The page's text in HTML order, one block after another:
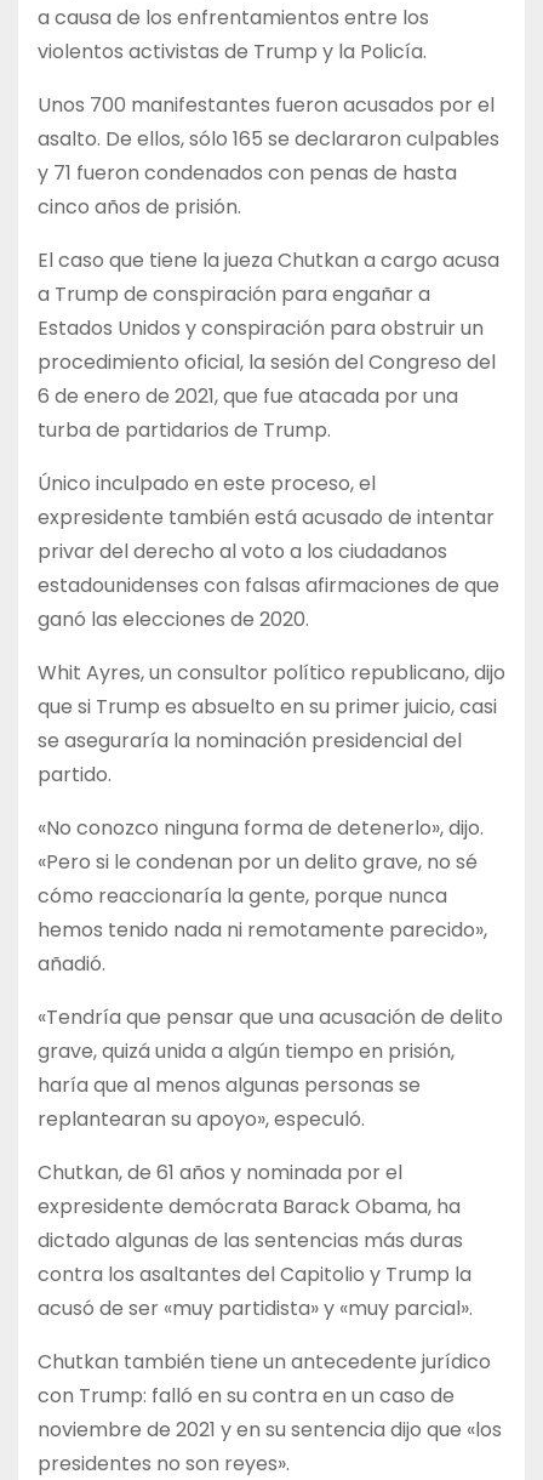
a causa de los enfrentamientos entre los
violentos activistas de Trump y la Policía.
Unos 700 manifestantes fueron acusados por el
asalto. De ellos, sólo 165 se declararon culpables
y 71 fueron condenados con penas de hasta
cinco años de prisión.
El caso que tiene la jueza Chutkan a cargo acusa
a Trump de conspiración para engañar a
Estados Unidos y conspiración para obstruir un
procedimiento oficial, la sesión del Congreso del
6 de enero de 2021, que fue atacada por una
turba de partidarios de Trump.
Único inculpado en este proceso, el
expresidente también está acusado de intentar
privar del derecho al voto a los ciudadanos
estadounidenses con falsas afirmaciones de que
ganó las elecciones de 2020.
Whit Ayres, un consultor político republicano, dijo
que si Trump es absuelto en su primer juicio, casi
se aseguraría la nominación presidencial del
partido.
«No conozco ninguna forma de detenerlo», dijo.
«Pero si le condenan por un delito grave, no sé
cómo reaccionaría la gente, porque nunca
hemos tenido nada ni remotamente parecido»,
añadió.
«Tendría que pensar que una acusación de delito
grave, quizá unida a algún tiempo en prisión,
haría que al menos algunas personas se
replantearan su apoyo», especuló.
Chutkan, de 61 años y nominada por el
expresidente demócrata Barack Obama, ha
dictado algunas de las sentencias más duras
contra los asaltantes del Capitolio y Trump la
acusó de ser «muy partidista» y «muy parcial».
Chutkan también tiene un antecedente jurídico
con Trump: falló en su contra en un caso de
noviembre de 2021 y en su sentencia dijo que «los
presidentes no son reyes».